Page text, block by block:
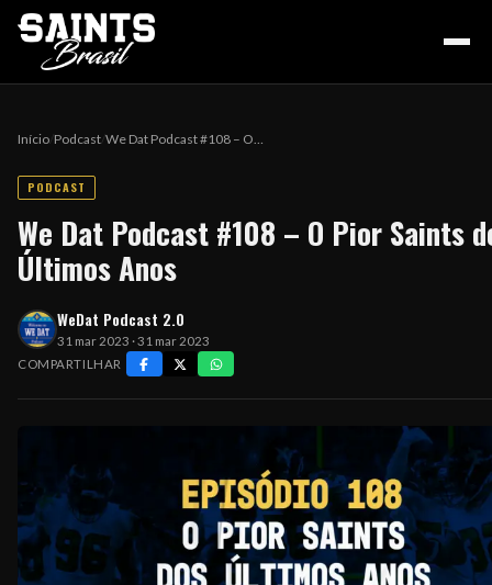
HOME
PODCAST
COLUNA DO ZÉ
NOSSA HISTÓRIA
EQUIPE
Início Podcast We Dat Podcast #108 – O…
PODCAST
We Dat Podcast #108 – O Pior Saints
Últimos Anos
WeDat Podcast 2.0
31 mar 2023 · 31 mar 2023
COMPARTILHAR